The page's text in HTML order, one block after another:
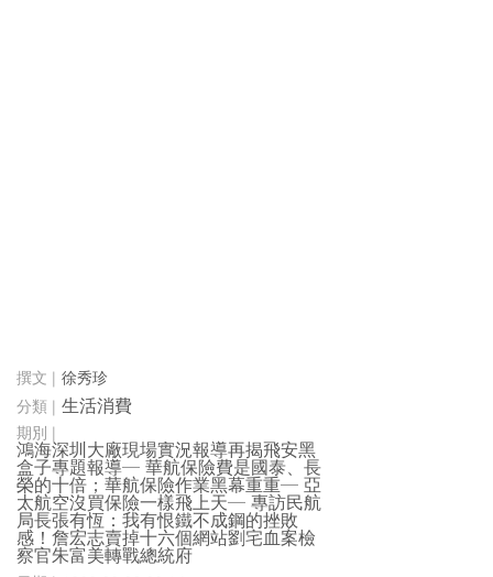
徐秀珍
生活消費
鴻海深圳大廠現場實況報導再揭飛安黑
盒子專題報導─ 華航保險費是國泰、長
榮的十倍；華航保險作業黑幕重重─ 亞
太航空沒買保險一樣飛上天─ 專訪民航
局長張有恆：我有恨鐵不成鋼的挫敗
感！詹宏志賣掉十六個網站劉宅血案檢
察官朱富美轉戰總統府